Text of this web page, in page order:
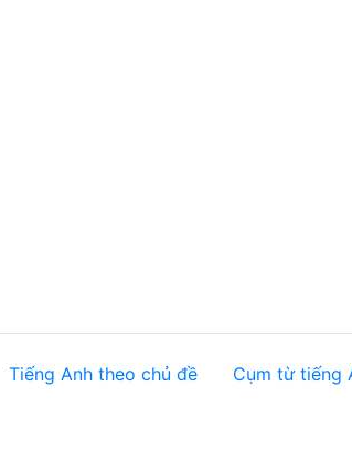
Tiếng Anh theo chủ đề Cụm từ tiếng